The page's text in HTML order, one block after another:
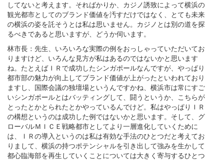
してないと考えます。そればかりか、カジノ誘致によって横浜の
観光都市としてのブランド価値を汚すだけではなく、とても未来
の横浜の姿を託そうとは私は思いません。カジノとは別の道を探
るべきであると思いますが、どうか伺います。
林市長：先生、いろいろな実際の例をおっしゃっていただいてお
りますけど、いろんな見方が私はあるのではないかと思います
ね。たとえばＩＲで成功したシンガポールなんですが、やっぱり
都市部の魅力が向上してブランド価値が上がったといわれており
ますし、国際会議の独壇場というんですかね、横浜市は常にすご
いシンガポールとはバッティングして、闘うというか、こちらが
とったとかとられたとかやっているんでけど。私はやっぱりＩＲ
の構想というのは成功した例ではないかと思います。そして、グ
ローバルＭＩＣＥ戦略都市としてより一層進化していくために
は、ＩＲの導入というのは私は有効な手法のひとつだと考えてお
りまして、横浜の持つポテンシャルを引き出して強みを生かして
都心臨海部を再生していくことについては大きく寄与するひとつ